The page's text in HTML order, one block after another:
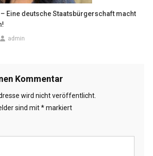
– Eine deutsche Staatsbürgerschaft macht
admin
Kommentar
wird nicht veröffentlicht.
sind mit*markiert